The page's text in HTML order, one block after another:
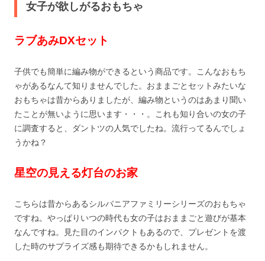
女子が欲しがるおもちゃ
ラブあみDXセット
子供でも簡単に編み物ができるという商品です。こんなおもち
ゃがあるなんて知りませんでした。おままごとセットみたいな
おもちゃは昔からありましたが、編み物というのはあまり聞い
たことが無いように思います・・・。これも知り合いの女の子
に調査すると、ダントツの人気でしたね。流行ってるんでしょ
うかね？
星空の見える灯台のお家
こちらは昔からあるシルバニアファミリーシリーズのおもちゃ
ですね。やっぱりいつの時代も女の子はおままごと遊びが基本
なんですね。見た目のインパクトもあるので、プレゼントを渡
した時のサプライズ感も期待できるかもしれません。